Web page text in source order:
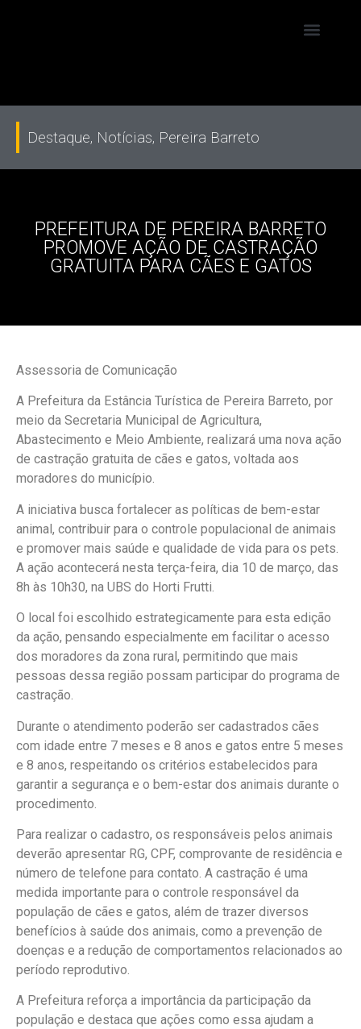
Destaque, Notícias, Pereira Barreto
PREFEITURA DE PEREIRA BARRETO
PROMOVE AÇÃO DE CASTRAÇÃO
GRATUITA PARA CÃES E GATOS
Assessoria de Comunicação
A Prefeitura da Estância Turística de Pereira Barreto, por
meio da Secretaria Municipal de Agricultura,
Abastecimento e Meio Ambiente, realizará uma nova ação
de castração gratuita de cães e gatos, voltada aos
moradores do município.
A iniciativa busca fortalecer as políticas de bem-estar
animal, contribuir para o controle populacional de animais
e promover mais saúde e qualidade de vida para os pets.
A ação acontecerá nesta terça-feira, dia 10 de março, das
8h às 10h30, na UBS do Horti Frutti.
O local foi escolhido estrategicamente para esta edição
da ação, pensando especialmente em facilitar o acesso
dos moradores da zona rural, permitindo que mais
pessoas dessa região possam participar do programa de
castração.
Durante o atendimento poderão ser cadastrados cães
com idade entre 7 meses e 8 anos e gatos entre 5 meses
e 8 anos, respeitando os critérios estabelecidos para
garantir a segurança e o bem-estar dos animais durante o
procedimento.
Para realizar o cadastro, os responsáveis pelos animais
deverão apresentar RG, CPF, comprovante de residência e
número de telefone para contato. A castração é uma
medida importante para o controle responsável da
população de cães e gatos, além de trazer diversos
benefícios à saúde dos animais, como a prevenção de
doenças e a redução de comportamentos relacionados ao
período reprodutivo.
A Prefeitura reforça a importância da participação da
população e destaca que ações como essa ajudam a